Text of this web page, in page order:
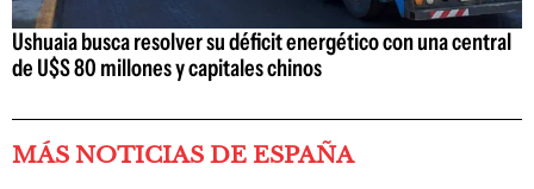
Ushuaia busca resolver su déficit energético con una central
de U$S 80 millones y capitales chinos
MÁS NOTICIAS DE ESPAÑA